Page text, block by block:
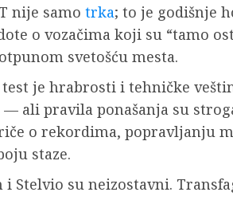
nije samo trka; to je godišnje
o vozačima koji su “tamo
svetošću mesta.
je hrabrosti i tehničke
ali pravila ponašanja su
o rekordima, popravljanju
staze.
Stelvio su neizostavni.